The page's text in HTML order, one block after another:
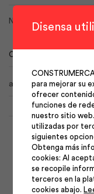
No hay categorías
CALENDAR
agosto 2026
M
4 5
11 12
18 19
Disensa
para mejorar su
ofrecer
funciones de
nuestro sitio
utilizadas por
siguientes
Obtenga más
cookies: Al
se recopile
terceros en la
cookies abajo.